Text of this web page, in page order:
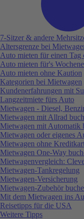
7-Sitzer & andere
Altersgrenze bei
Auto mieten für einen Tag
Auto mieten für's
Auto mieten ohne Kaution
Kategorien bei Mietwagen
Kundenerfahrungen mit
Langzeitmiete fürs Auto
Mietwagen - Diesel,
Mietwagen mit Allrad
Mietwagen mit Automatik
Mietwagen oder eigenes
Mietwagen ohne
Mietwagen One-Way
Mietwagenvergleich:
Mietwagen-Tankregelung
Mietwagen-Versicherung
Mietwagen-Zubehör
Mit dem Mietwagen ins
Reisetipps für die USA
Weitere Tipps